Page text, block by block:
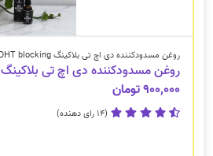
روغن مسدودکننده دی اچ تی بلاکینگ DHT blocking
روغن مسدودکننده دی اچ تی بلاکینگ DHT blocking
۹۰۰,۰۰۰ تومان
(14 رای دهنده)